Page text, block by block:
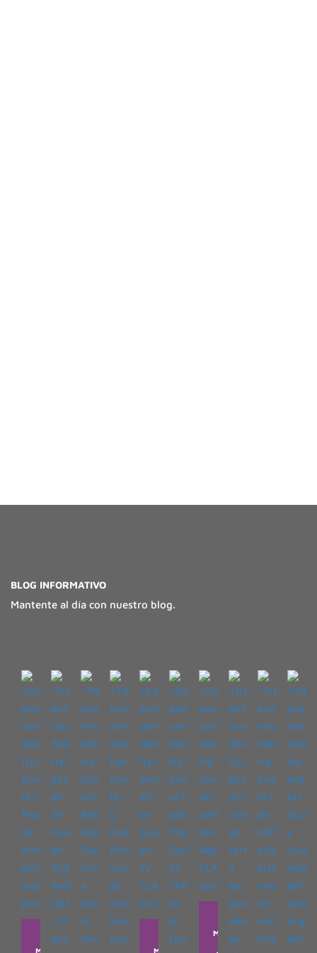
BLOG INFORMATIVO
Mantente al día con nuestro blog.
MARCELO MARCELO
DR.
MARCELO